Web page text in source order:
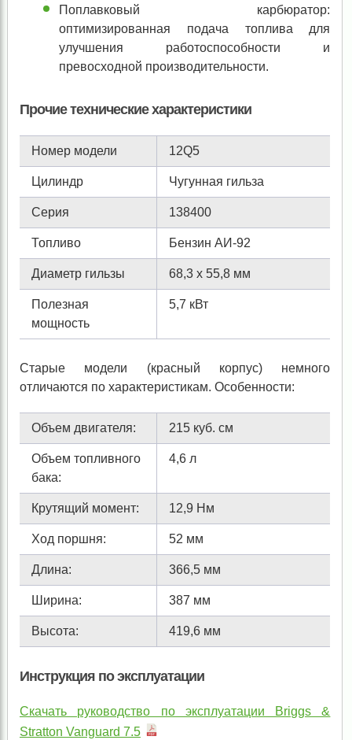
Поплавковый карбюратор:
оптимизированная подача топлива для
улучшения работоспособности и
превосходной производительности.
Прочие технические характеристики
Номер модели 12Q5
Цилиндр Чугунная гильза
Серия 138400
Топливо Бензин АИ-92
Диаметр гильзы 68,3 х 55,8 мм
Полезная
мощность
5,7 кВт
Старые модели (красный корпус) немного
отличаются по характеристикам. Особенности:
Объем двигателя: 215 куб. см
Объем топливного
бака:
4,6 л
Крутящий момент: 12,9 Нм
Ход поршня: 52 мм
Длина: 366,5 мм
Ширина: 387 мм
Высота: 419,6 мм
Инструкция по эксплуатации
Скачать руководство по эксплуатации Briggs &
Stratton Vanguard 7.5